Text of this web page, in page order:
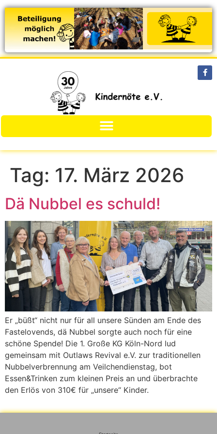
Tag: 17. März 2026
Dä Nubbel es schuld!
Er „büßt“ nicht nur für all unsere Sünden am Ende des
Fastelovends, dä Nubbel sorgte auch noch für eine
schöne Spende! Die 1. Große KG Köln-Nord lud
gemeinsam mit Outlaws Revival e.V. zur traditionellen
Nubbelverbrennung am Veilchendienstag, bot
Essen&Trinken zum kleinen Preis an und überbrachte
den Erlös von 310€ für „unsere“ Kinder.